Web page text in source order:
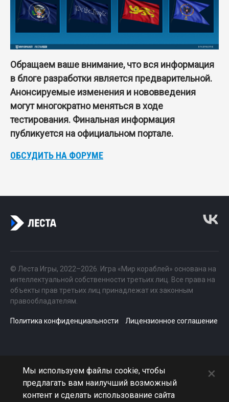
Обращаем ваше внимание, что вся информация
в блоге разработки является предварительной.
Анонсируемые изменения и нововведения
могут многократно меняться в ходе
тестирования. Финальная информация
публикуется на официальном портале.
ОБСУДИТЬ НА ФОРУМЕ
© Леста Игры, 2022–2026. Игра «Мир кораблей» основана на
интеллектуальной собственности третьих лиц. Все права на
объекты прав третьих лиц принадлежат их законным
правообладателям.
Политика конфиденциальности Лицензионное соглашение
Мы используем файлы cookie, чтобы
предлагать вам наилучший возможный
контент и сделать использование сайта
×